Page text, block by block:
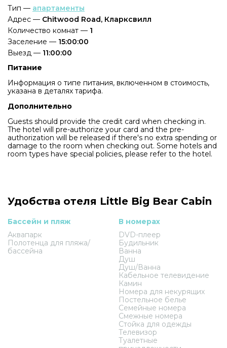
Тип — апартаменты
Адрес — Chitwood Road, Кларксвилл
Количество комнат — 1
Заселение — 15:00:00
Выезд — 11:00:00
Питание
Информация о типе питания, включенном в стоимость,
указана в деталях тарифа.
Дополнительно
Guests should provide the credit card when checking in.
The hotel will pre-authorize your card and the pre-
authorization will be released if there's no extra spending or
damage to the room when checking out. Some hotels and
room types have special policies, please refer to the hotel.
Удобства отеля Little Big Bear Cabin
Бассейн и пляж
Аквапарк
Полотенца для пляжа/
бассейна
В номерах
DVD-плеер
Будильник
Ванна
Душ
Душ/Ванна
Кабельное телевидение
Камин
Номера для некурящих
Постельное белье
Семейные номера
Смежные номера
Стойка для одежды
Телевизор
Туалетные